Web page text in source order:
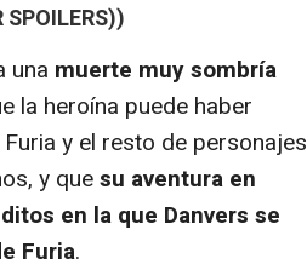
SPOILERS))
una muerte muy sombría
la heroína puede haber
y el resto de personajes
y quesu aventura en
en la que Danvers se
Furia.